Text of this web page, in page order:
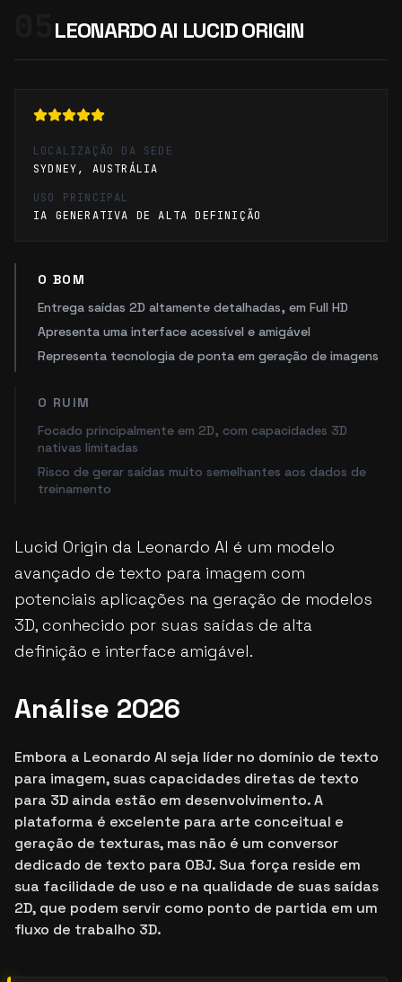
LEONARDO AI LUCID ORIGIN
LOCALIZAÇÃO DA SEDE
SYDNEY, AUSTRÁLIA
USO PRINCIPAL
IA GENERATIVA DE ALTA DEFINIÇÃO
O BOM
Entrega saídas 2D altamente detalhadas, em Full HD
Apresenta uma interface acessível e amigável
Representa tecnologia de ponta em geração de imagens
O RUIM
Focado principalmente em 2D, com capacidades 3D
nativas limitadas
Risco de gerar saídas muito semelhantes aos dados de
treinamento
Lucid Origin da Leonardo AI é um modelo
avançado de texto para imagem com
potenciais aplicações na geração de modelos
3D, conhecido por suas saídas de alta
definição e interface amigável.
Análise 2026
Embora a Leonardo AI seja líder no domínio de texto
para imagem, suas capacidades diretas de texto
para 3D ainda estão em desenvolvimento. A
plataforma é excelente para arte conceitual e
geração de texturas, mas não é um conversor
dedicado de texto para OBJ. Sua força reside em
sua facilidade de uso e na qualidade de suas saídas
2D, que podem servir como ponto de partida em um
fluxo de trabalho 3D.